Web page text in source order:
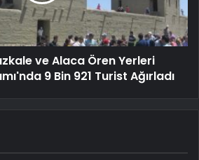
ve Alaca Ören Yerleri
9 Bin 921 Turist Ağırladı